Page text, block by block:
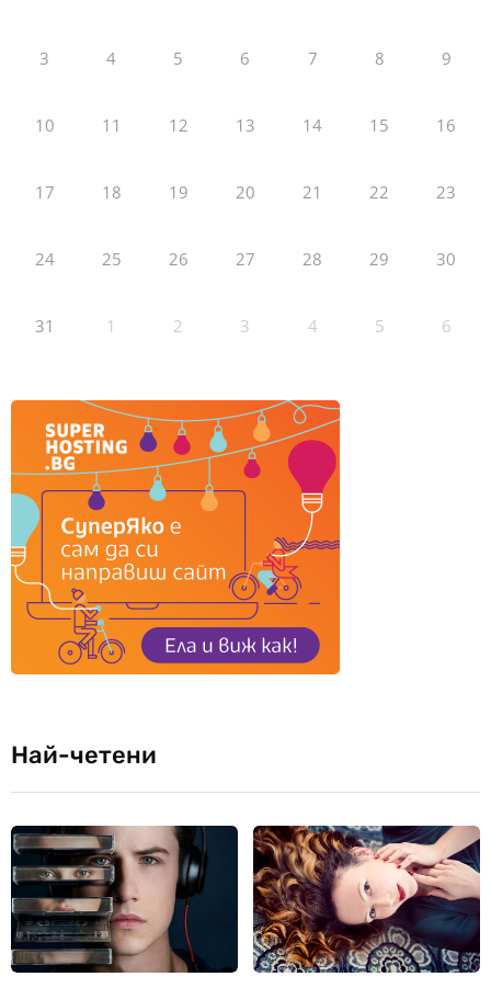
3 4 5 6 7 8 9
10 11 12 13 14 15 16
17 18 19 20 21 22 23
24 25 26 27 28 29 30
31 1 2 3 4 5 6
Най-четени